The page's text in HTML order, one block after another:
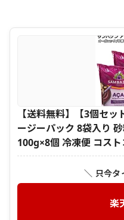
【送料無料】【3個セ
ージーパック 8袋入り
100g×8個 冷凍便 コスト
＼ 只今タ
楽